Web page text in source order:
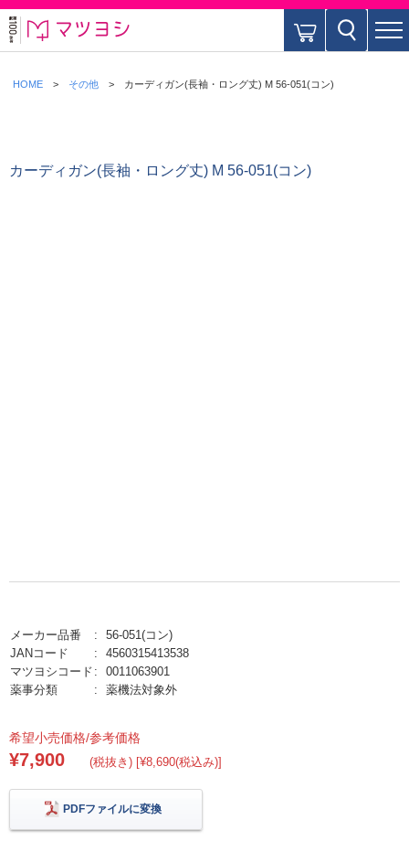
HOME その他 カーディガン(長袖・ロング丈) M 56-051(コン)
カーディガン(長袖・ロング丈) M 56-051(コン)
メーカー品番
56-051(コン)
JANコード
4560315413538
マツヨシコード
0011063901
薬事分類
薬機法対象外
希望小売価格/参考価格
¥7,900 (税抜き) [¥8,690(税込み)]
PDFファイルに変換